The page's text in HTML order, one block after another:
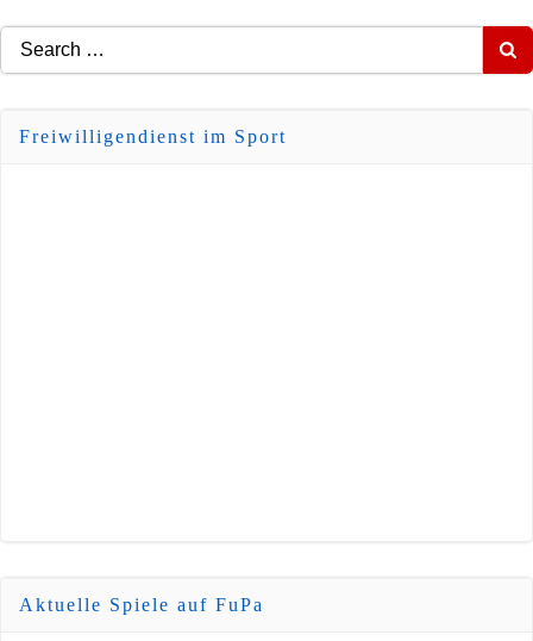
Search
for:
Freiwilligendienst im Sport
Aktuelle Spiele auf FuPa